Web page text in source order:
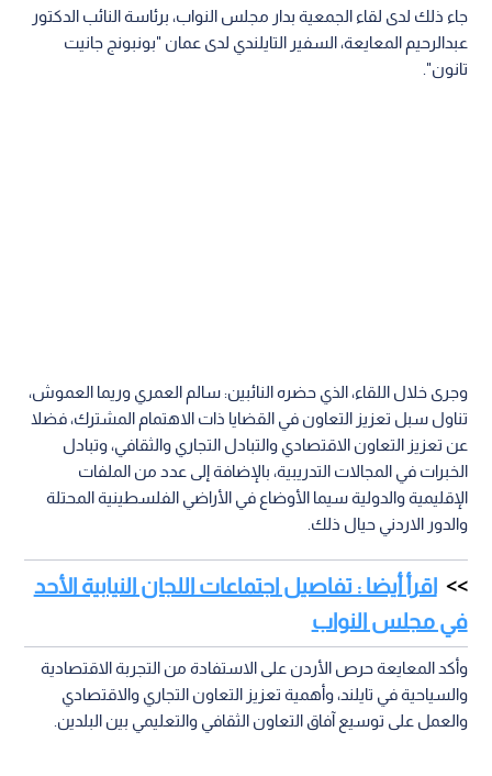
جاء ذلك لدى لقاء الجمعية بدار مجلس النواب، برئاسة النائب الدكتور
عبدالرحيم المعايعة، السفير التايلندي لدى عمان "بونبونج جانيت
تانون".
وجرى خلال اللقاء، الذي حضره النائبين: سالم العمري وريما العموش،
تناول سبل تعزيز التعاون في القضايا ذات الاهتمام المشترك، فضلا
عن تعزيز التعاون الاقتصادي والتبادل التجاري والثقافي، وتبادل
الخبرات في المجالات التدريبية، بالإضافة إلى عدد من الملفات
الإقليمية والدولية سيما الأوضاع في الأراضي الفلسطينية المحتلة
والدور الاردني حيال ذلك.
اقرأ أيضا : تفاصيل اجتماعات اللجان النيابية الأحد
في مجلس النواب
وأكد المعايعة حرص الأردن على الاستفادة من التجربة الاقتصادية
والسياحية في تايلند، وأهمية تعزيز التعاون التجاري والاقتصادي
والعمل على توسيع آفاق التعاون الثقافي والتعليمي بين البلدين.